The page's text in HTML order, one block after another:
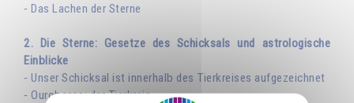
⁃ Das Lachen der Sterne
2. Die Sterne: Gesetze des Schicksals und astrologische
Einblicke
⁃ Unser Schicksal ist innerhalb des Tierkreises aufgezeichnet
⁃ Ouroboros: der Tierkreis